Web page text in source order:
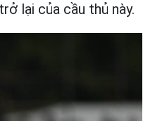
lại của cầu thủ này.